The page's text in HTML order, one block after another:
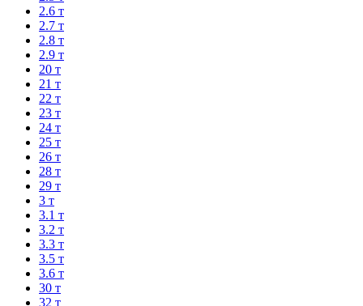
2.6 т
2.7 т
2.8 т
2.9 т
20 т
21 т
22 т
23 т
24 т
25 т
26 т
28 т
29 т
3 т
3.1 т
3.2 т
3.3 т
3.5 т
3.6 т
30 т
32 т